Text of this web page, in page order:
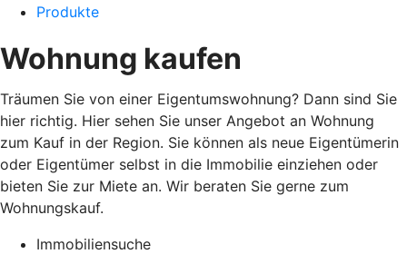
Produkte
Wohnung kaufen
Träumen Sie von einer Eigentumswohnung? Dann sind Sie
hier richtig. Hier sehen Sie unser Angebot an Wohnung
zum Kauf in der Region. Sie können als neue Eigentümerin
oder Eigentümer selbst in die Immobilie einziehen oder
bieten Sie zur Miete an. Wir beraten Sie gerne zum
Wohnungskauf.
Immobiliensuche